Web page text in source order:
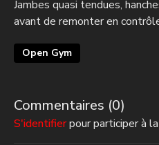
Jambes quasi tendues,
avant de remonter en
Open Gym
Commentaires (0)
S'identifierpour participer à